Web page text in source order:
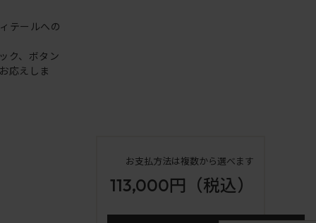
テールへの
ク、ボタン
応えしま
お支払方法は複数から選べます
113,000円 （税込）